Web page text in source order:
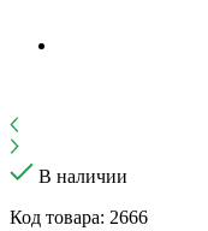
В наличии
Код товара: 2666